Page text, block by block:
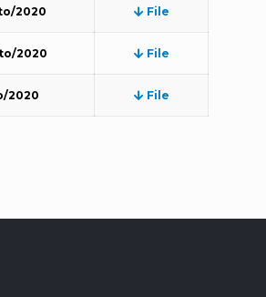
2020 File
2020 File
2020 File